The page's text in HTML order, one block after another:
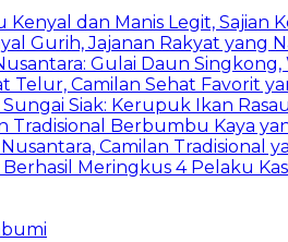
Kenyal dan Manis Legit,
Gurih, Jajanan Rakyat yang
Gulai Daun
Telur, Camilan Sehat Favorit
Siak: Kerupuk Ikan
Tradisional Berbumbu Kaya
Camilan Tradisional
Meringkus 4 Pelaku